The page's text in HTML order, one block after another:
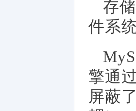
存
件系
擎通
屏蔽